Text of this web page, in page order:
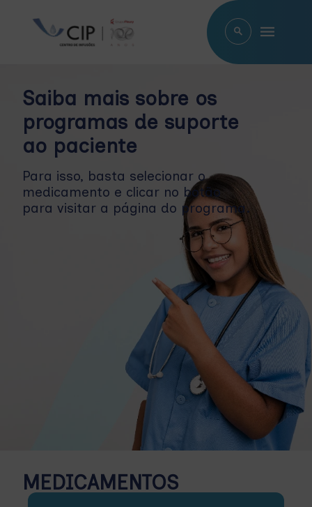
Saiba mais sobre os
programas de suporte
ao paciente
Para isso, basta selecionar o
medicamento e clicar no botão
para visitar a página do programa.
MEDICAMENTOS